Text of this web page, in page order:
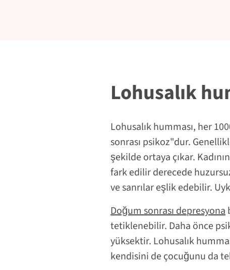
Lohusalık
Lohusalık humması, her
sonrası psikoz"dur.
şekilde ortaya çıkar.
fark edilir derecede
ve sanrılar eşlik edebilir.
Doğum sonrası depresyona
tetiklenebilir. Daha önce
yüksektir. Lohusalık
kendisini de çocuğunu da